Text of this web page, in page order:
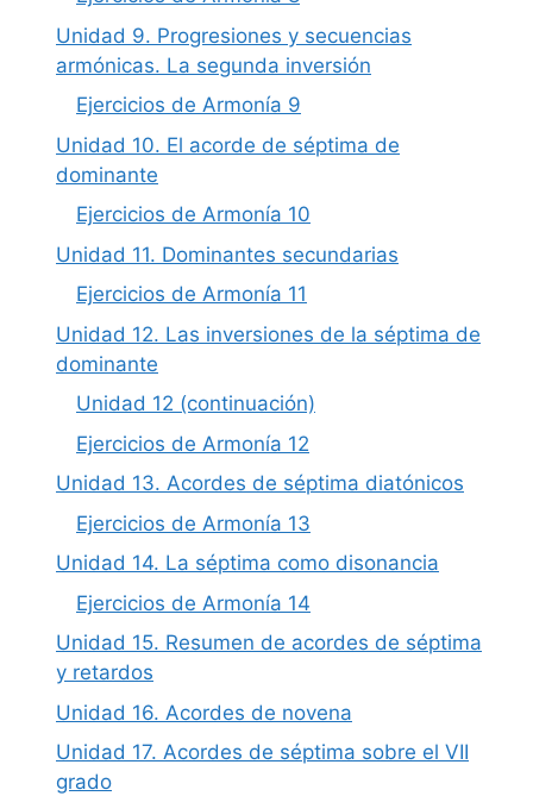
Unidad 9. Progresiones y secuencias
armónicas. La segunda inversión
Ejercicios de Armonía 9
Unidad 10. El acorde de séptima de
dominante
Ejercicios de Armonía 10
Unidad 11. Dominantes secundarias
Ejercicios de Armonía 11
Unidad 12. Las inversiones de la séptima de
dominante
Unidad 12 (continuación)
Ejercicios de Armonía 12
Unidad 13. Acordes de séptima diatónicos
Ejercicios de Armonía 13
Unidad 14. La séptima como disonancia
Ejercicios de Armonía 14
Unidad 15. Resumen de acordes de séptima
y retardos
Unidad 16. Acordes de novena
Unidad 17. Acordes de séptima sobre el VII
grado